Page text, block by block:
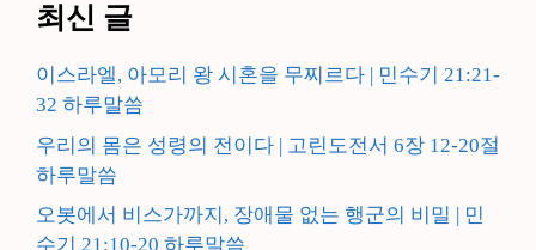
최신 글
이스라엘, 아모리 왕 시혼을 무찌르다 | 민수기 21:21-
32 하루말씀
우리의 몸은 성령의 전이다 | 고린도전서 6장 12-20절
하루말씀
오봇에서 비스가까지, 장애물 없는 행군의 비밀 | 민
수기 21:10-20 하루말씀